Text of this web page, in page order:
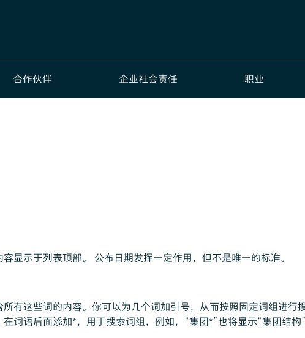
合作伙伴 企业社会责任 职业
显示于列表顶部。 公布日期发挥一定作用，但不是唯一的标准。
有这些词的内容。你可以为几个词加引号，从而按照固定词组进行
词语后面添加*，用于搜索词组，例如，“集团*”也将显示“集团结构”